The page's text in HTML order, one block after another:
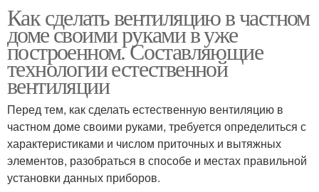
Как сделать вентиляцию в частном
доме своими руками в уже
построенном. Составляющие
технологии естественной
вентиляции
Перед тем, как сделать естественную вентиляцию в
частном доме своими руками, требуется определиться с
характеристиками и числом приточных и вытяжных
элементов, разобраться в способе и местах правильной
установки данных приборов.